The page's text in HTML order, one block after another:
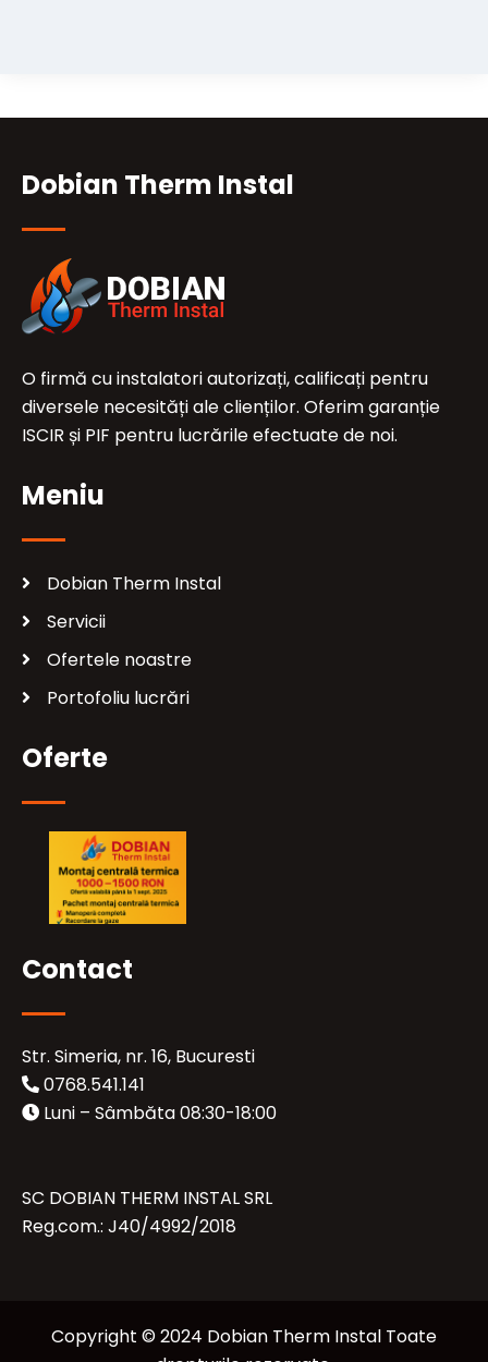
Dobian Therm Instal
O firmă cu instalatori autorizați, calificați pentru
diversele necesități ale clienților. Oferim garanție
ISCIR și PIF pentru lucrările efectuate de noi.
Meniu
Dobian Therm Instal
Servicii
Ofertele noastre
Portofoliu lucrări
Oferte
Contact
Str. Simeria, nr. 16, Bucuresti
0768.541.141
Luni – Sâmbăta 08:30-18:00
SC DOBIAN THERM INSTAL SRL
Reg.com.: J40/4992/2018
Copyright © 2024 Dobian Therm Instal Toate